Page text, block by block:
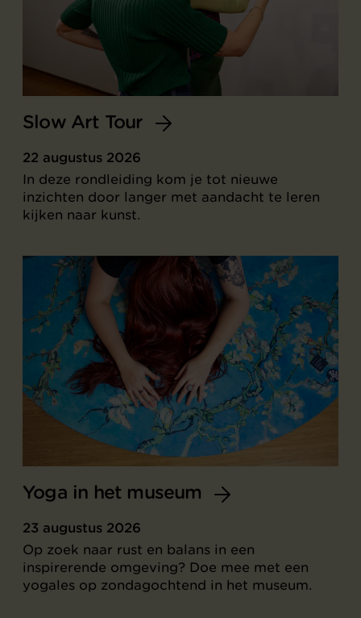
Slow Art Tour
22 augustus 2026
In deze rondleiding kom je tot nieuwe
inzichten door langer met aandacht te leren
kijken naar kunst.
Yoga in het museum
23 augustus 2026
Op zoek naar rust en balans in een
inspirerende omgeving? Doe mee met een
yogales op zondagochtend in het museum.